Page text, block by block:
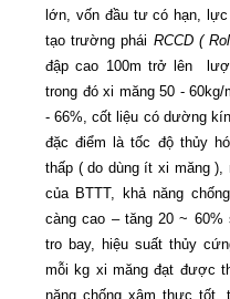
lớn, vốn đầu tư có hạn,
tạo trường phái RCCD (
đập cao 100m trở lên
trong đó xi măng 50 -
- 66%, cốt liệu có dường
đặc điểm là tốc độ thủy
thấp ( do dùng ít xi măng ),
của BTTT, khả năng
càng cao – tăng 20 ~
tro bay, hiệu suất thủy
mỗi kg xi măng đạt được
năng chống xâm thực tốt,